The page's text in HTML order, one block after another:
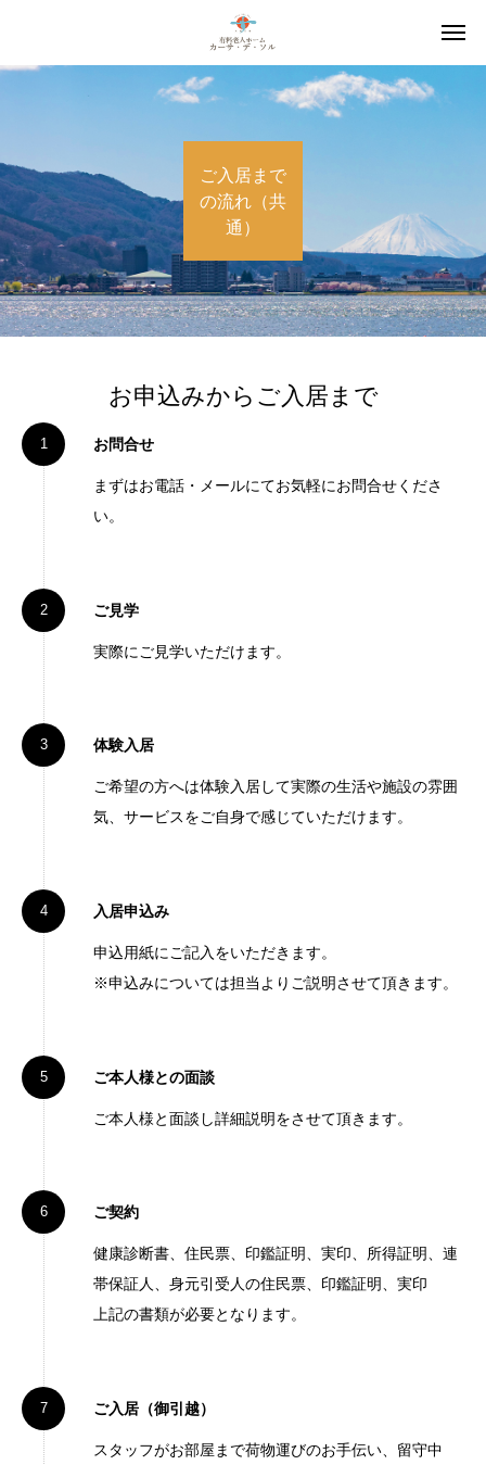
ご入居まで
の流れ（共
通）
お申込みからご入居まで
お問合せ
まずはお電話・メールにてお気軽にお問合せくださ
い。
ご見学
実際にご見学いただけます。
体験入居
ご希望の方へは体験入居して実際の生活や施設の雰囲
気、サービスをご自身で感じていただけます。
入居申込み
申込用紙にご記入をいただきます。
※申込みについては担当よりご説明させて頂きます。
ご本人様との面談
ご本人様と面談し詳細説明をさせて頂きます。
ご契約
健康診断書、住民票、印鑑証明、実印、所得証明、連
帯保証人、身元引受人の住民票、印鑑証明、実印
上記の書類が必要となります。
ご入居（御引越）
スタッフがお部屋まで荷物運びのお手伝い、留守中